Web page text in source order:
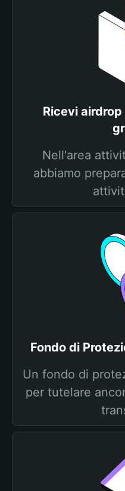
Ricevi airdrop
Nell'area
abbiamo
Fondo di
Un fondo di
per tutelare